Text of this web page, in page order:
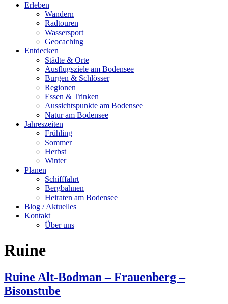
Erleben
Wandern
Radtouren
Wassersport
Geocaching
Entdecken
Städte & Orte
Ausflugsziele am Bodensee
Burgen & Schlösser
Regionen
Essen & Trinken
Aussichtspunkte am Bodensee
Natur am Bodensee
Jahreszeiten
Frühling
Sommer
Herbst
Winter
Planen
Schifffahrt
Bergbahnen
Heiraten am Bodensee
Blog / Aktuelles
Kontakt
Über uns
Ruine
Ruine Alt-Bodman – Frauenberg –
Bisonstube